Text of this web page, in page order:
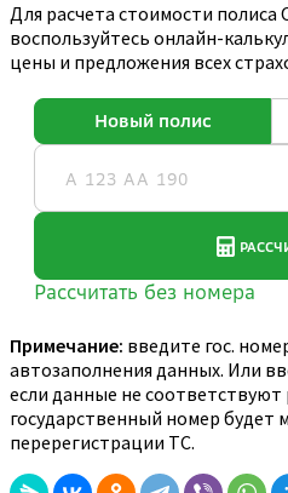
Для расчета стоимости полиса
воспользуйтесь онлайн-
цены и предложения всех
Примечание: введите гос.
автозаполнения данных. Или
если данные не соответствуют
государственный номер будет
перерегистрации ТС.